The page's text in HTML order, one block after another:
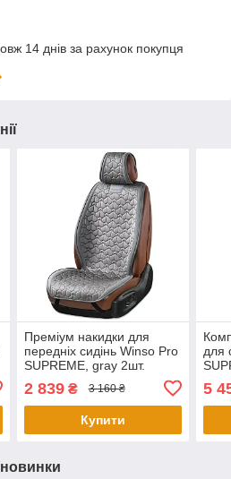
14 днів за рахунок покупця
Преміум накидки для
передніх сидінь Winso Pro
SUPREME, gray 2шт.
2 839₴ 3 160 ₴
Купити
для
5
новинки